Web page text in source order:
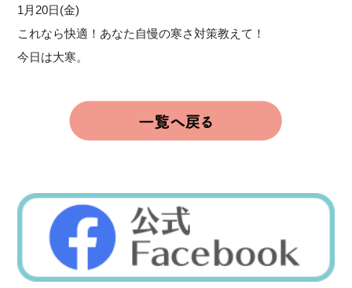
1月20日(金)
これなら快適！あなた自慢の寒さ対策教えて！
今日は大寒。